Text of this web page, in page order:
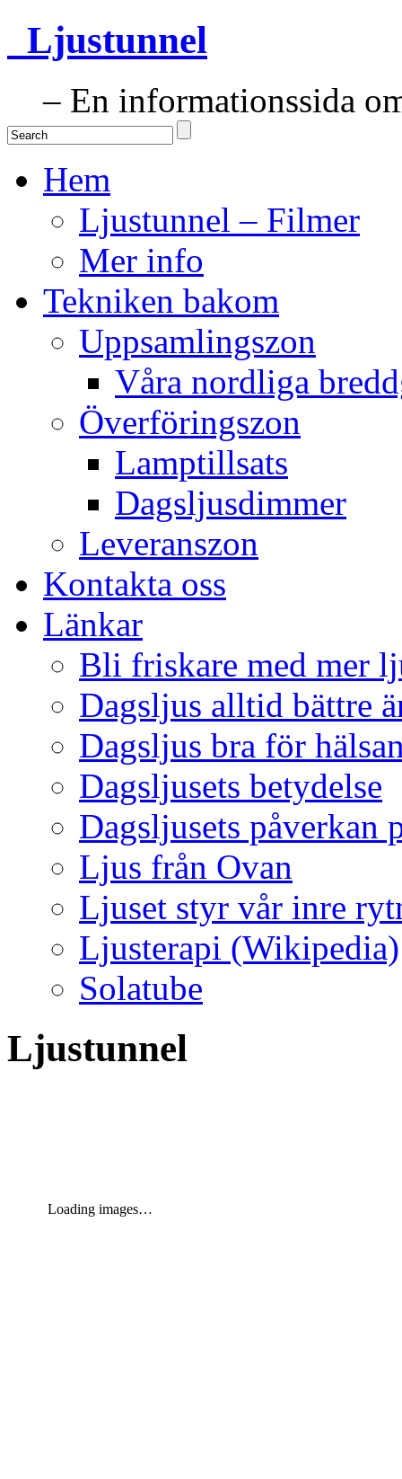
Ljustunnel
– En informationssida
Hem
Ljustunnel – Filmer
Mer info
Tekniken bakom
Uppsamlingszon
Våra nordliga
Överföringszon
Lamptillsats
Dagsljusdimmer
Leveranszon
Kontakta oss
Länkar
Bli friskare med mer
Dagsljus alltid bättre
Dagsljus bra för
Dagsljusets betydelse
Dagsljusets påverkan
Ljus från Ovan
Ljuset styr vår inre
Ljusterapi (Wikipedia)
Solatube
Ljustunnel
Loading images…